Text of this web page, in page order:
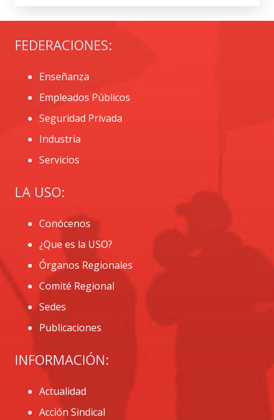
FEDERACIONES:
Enseñanza
Empleados Públicos
Seguridad Privada
Industria
Servicios
LA USO:
Conócenos
¿Que es la USO?
Órganos Regionales
Comité Regional
Sedes
Publicaciones
INFORMACIÓN:
Actualidad
Acción Sindical